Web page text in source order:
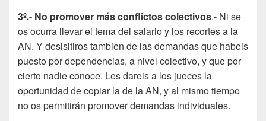
3º.- No promover más conflictos colectivos.- Ni se
os ocurra llevar el tema del salario y los recortes a la
AN. Y desisitiros tambien de las demandas que habeis
puesto por dependencias, a nivel colectivo, y que por
cierto nadie conoce. Les dareis a los jueces la
oportunidad de copiar la de la AN, y al mismo tiempo
no os permitirán promover demandas individuales.